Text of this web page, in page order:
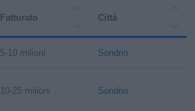
Fatturato Città
5-10 milioni Sondrio
10-25 milioni Sondrio